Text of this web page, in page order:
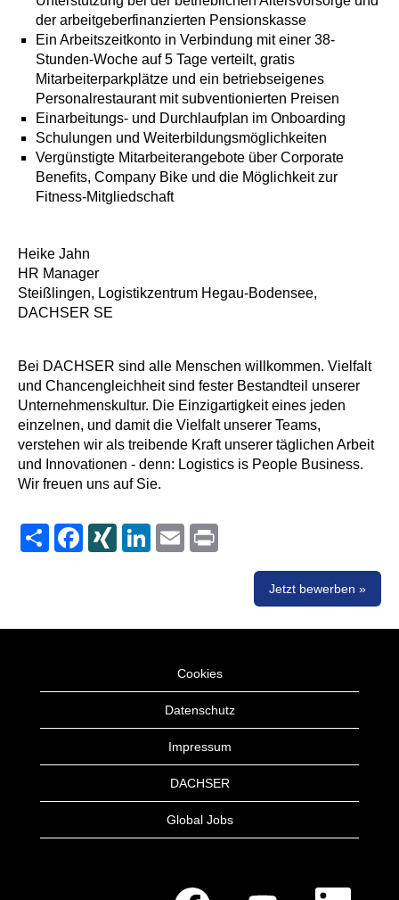
der arbeitgeberfinanzierten Pensionskasse
Ein Arbeitszeitkonto in Verbindung mit einer 38-
Stunden-Woche auf 5 Tage verteilt, gratis
Mitarbeiterparkplätze und ein betriebseigenes
Personalrestaurant mit subventionierten Preisen
Einarbeitungs- und Durchlaufplan im Onboarding
Schulungen und Weiterbildungsmöglichkeiten
Vergünstigte Mitarbeiterangebote über Corporate
Benefits, Company Bike und die Möglichkeit zur
Fitness-Mitgliedschaft
Heike Jahn
HR Manager
Steißlingen, Logistikzentrum Hegau-Bodensee,
DACHSER SE
Bei DACHSER sind alle Menschen willkommen. Vielfalt
und Chancengleichheit sind fester Bestandteil unserer
Unternehmenskultur. Die Einzigartigkeit eines jeden
einzelnen, und damit die Vielfalt unserer Teams,
verstehen wir als treibende Kraft unserer täglichen Arbeit
und Innovationen - denn: Logistics is People Business.
Wir freuen uns auf Sie.
Share FacebookXING LinkedInEmail
Jetzt bewerben »
Cookies
Datenschutz
Impressum
DACHSER
Global Jobs
W
W